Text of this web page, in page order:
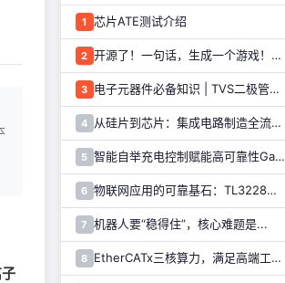
1 芯片ATE测试介绍
2 开源了！一句话，生成一个游戏！这个AI游戏机，太好玩了
3 电子元器件必备知识 | TVS二极管的定义、原理、类型和应用优势
4 从硅片到芯片：集成电路制造全流程解析
5 智能自举充电控制赋能高可靠性GaN驱动，纳芯微推出110V半桥驱动芯片NSD2123
6 物联网应用的可靠基石：TL3228内置的硬件安全模块（HSM）详解
7 机器人要“稳得住”，核心难题是...
8 EtherCATx三核算力，满足高端工业控制！纳芯微发布实时控制MCU/DSP NS800RTA7系列